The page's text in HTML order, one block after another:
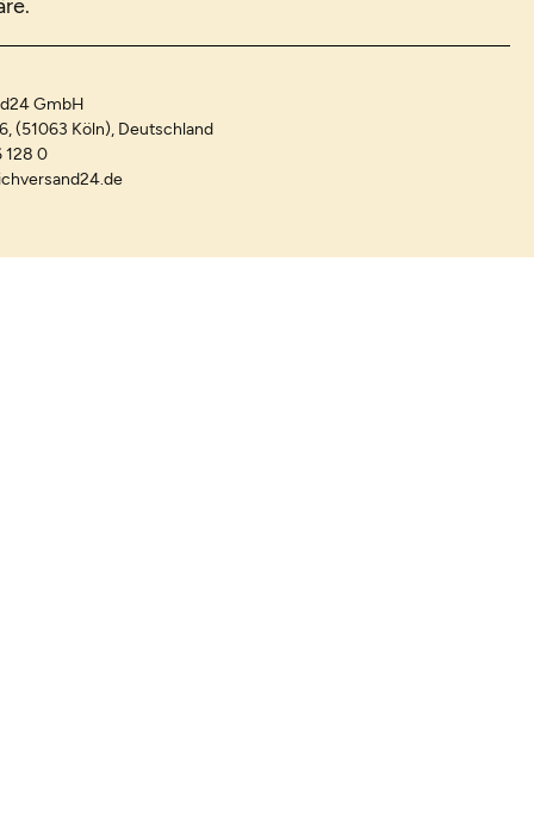
GmbH
(51063 Köln), Deutschland
128 0